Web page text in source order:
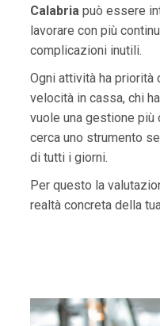
Calabriapuò essere
lavorare con più
complicazioni inutili.
Ogni attività ha priorità
velocità in cassa, chi
vuole una gestione
cerca uno strumento
di tutti i giorni.
Per questo la
realtà concreta della